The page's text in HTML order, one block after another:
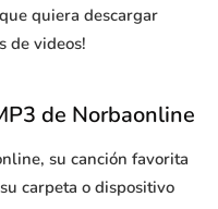
quiera descargar
de videos!
de Norbaonline
su canción favorita
carpeta o dispositivo